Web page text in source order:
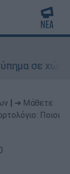
σε χώρα
➔ Μάθετε
Ποιοι